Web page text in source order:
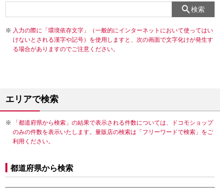
検索
入力の際に「環境依存文字」（一般的にインターネットにおいて使ってはい
けないとされる漢字や記号）を使用しますと、次の画面で文字化けが発生す
る場合がありますのでご注意ください。
エリアで検索
「都道府県から検索」の結果で表示される件数については、ドコモショップ
のみの件数を表示いたします。量販店の検索は「フリーワードで検索」をご
利用ください。
都道府県から検索